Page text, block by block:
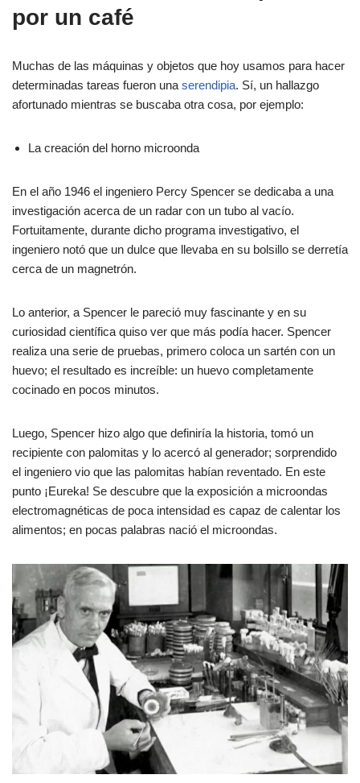
por un café
Muchas de las máquinas y objetos que hoy usamos para hacer
determinadas tareas fueron una serendipia. Sí, un hallazgo
afortunado mientras se buscaba otra cosa, por ejemplo:
La creación del horno microonda
En el año 1946 el ingeniero Percy Spencer se dedicaba a una
investigación acerca de un radar con un tubo al vacío.
Fortuitamente, durante dicho programa investigativo, el
ingeniero notó que un dulce que llevaba en su bolsillo se derretía
cerca de un magnetrón.
Lo anterior, a Spencer le pareció muy fascinante y en su
curiosidad científica quiso ver que más podía hacer. Spencer
realiza una serie de pruebas, primero coloca un sartén con un
huevo; el resultado es increíble: un huevo completamente
cocinado en pocos minutos.
Luego, Spencer hizo algo que definiría la historia, tomó un
recipiente con palomitas y lo acercó al generador; sorprendido
el ingeniero vio que las palomitas habían reventado. En este
punto ¡Eureka! Se descubre que la exposición a microondas
electromagnéticas de poca intensidad es capaz de calentar los
alimentos; en pocas palabras nació el microondas.